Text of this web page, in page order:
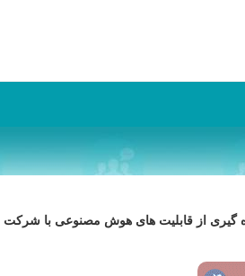
گیری از قابلیت های هوش مصنوعی با شركت